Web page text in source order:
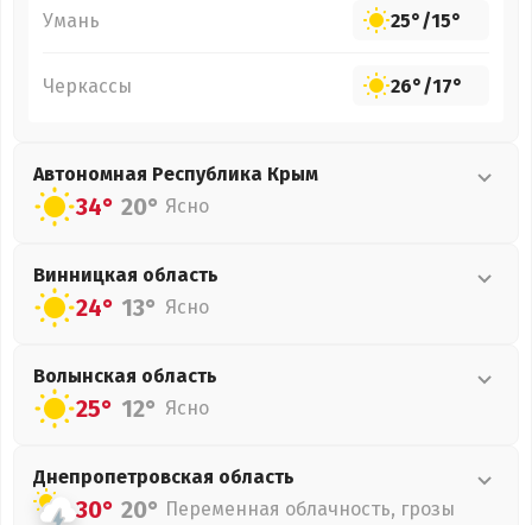
Умань 25°/15°
Черкассы 26°/17°
Автономная Республика Крым
34° 20° Ясно
Винницкая область
24° 13° Ясно
Волынская область
25° 12° Ясно
Днепропетровская область
30° 20° Переменная облачность, грозы